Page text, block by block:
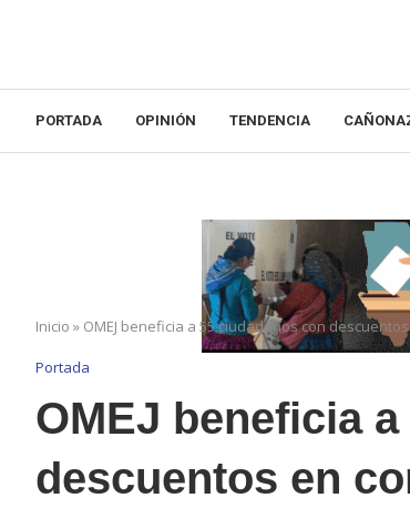
PORTADA OPINIÓN TENDENCIA
Inicio » OMEJ beneficia a 55 ciudadanos con
Portada
OMEJ beneficia
descuentos en